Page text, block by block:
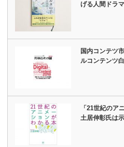
げる人間ドラ
国内コンテツ
ルコンテンツ
「21世紀のア
土居伸彰氏は